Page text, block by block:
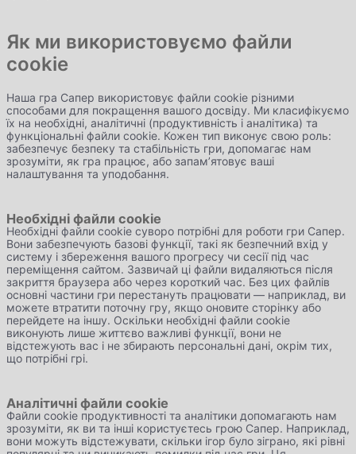
Як ми використовуємо файли
cookie
Наша гра Сапер використовує файли cookie різними
способами для покращення вашого досвіду. Ми класифікуємо
їх на необхідні, аналітичні (продуктивність і аналітика) та
функціональні файли cookie. Кожен тип виконує свою роль:
забезпечує безпеку та стабільність гри, допомагає нам
зрозуміти, як гра працює, або запам’ятовує ваші
налаштування та уподобання.
Необхідні файли cookie
Необхідні файли cookie суворо потрібні для роботи гри Сапер.
Вони забезпечують базові функції, такі як безпечний вхід у
систему і збереження вашого прогресу чи сесії під час
переміщення сайтом. Зазвичай ці файли видаляються після
закриття браузера або через короткий час. Без цих файлів
основні частини гри перестануть працювати — наприклад, ви
можете втратити поточну гру, якщо оновите сторінку або
перейдете на іншу. Оскільки необхідні файли cookie
виконують лише життєво важливі функції, вони не
відстежують вас і не збирають персональні дані, окрім тих,
що потрібні грі.
Аналітичні файли cookie
Файли cookie продуктивності та аналітики допомагають нам
зрозуміти, як ви та інші користуєтесь грою Сапер. Наприклад,
вони можуть відстежувати, скільки ігор було зіграно, які рівні